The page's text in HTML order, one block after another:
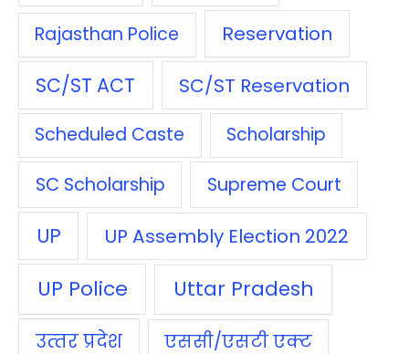
Rajasthan Police Reservation
SC/ST ACT SC/ST Reservation
Scheduled Caste Scholarship
SC Scholarship Supreme Court
UP UP Assembly Election 2022
UP Police Uttar Pradesh
उत्‍तर प्रदेश एससी/एसटी एक्‍ट